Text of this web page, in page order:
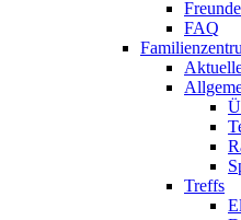
FAQ
Treffs